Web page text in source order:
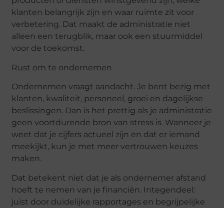
klanten belangrijk zijn en waar ruimte zit voor
verbetering. Dat maakt de administratie niet
alleen een terugblik, maar ook een stuurmiddel
voor de toekomst.
Rust om te ondernemen
Ondernemen vraagt aandacht. Je bent bezig met
klanten, kwaliteit, personeel, groei en dagelijkse
beslissingen. Dan is het prettig als je administratie
geen voortdurende bron van stress is. Wanneer je
weet dat je cijfers actueel zijn en dat er iemand
meekijkt, kun je met meer vertrouwen keuzes
maken.
Dat betekent niet dat je als ondernemer afstand
hoeft te nemen van je financiën. Integendeel:
juist door duidelijke rapportages en begrijpelijke